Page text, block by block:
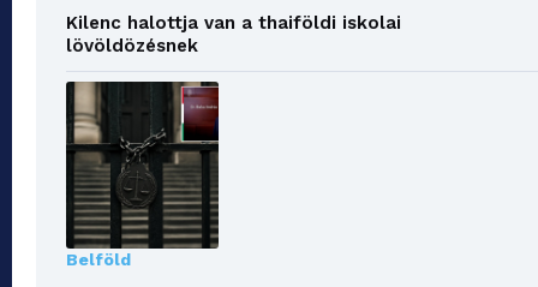
Kilenc halottja van a thaiföldi iskolai
lövöldözésnek
Belföld